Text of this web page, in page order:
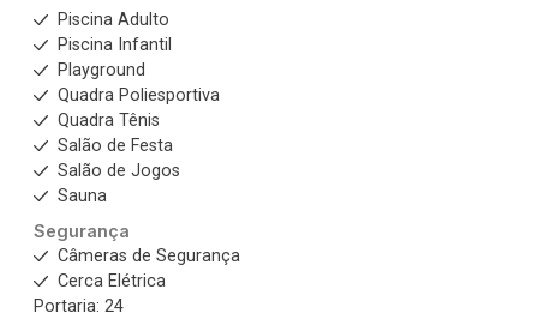
Piscina Adulto
Piscina Infantil
Playground
Quadra Poliesportiva
Quadra Tênis
Salão de Festa
Salão de Jogos
Sauna
Segurança
Câmeras de Segurança
Cerca Elétrica
Portaria: 24